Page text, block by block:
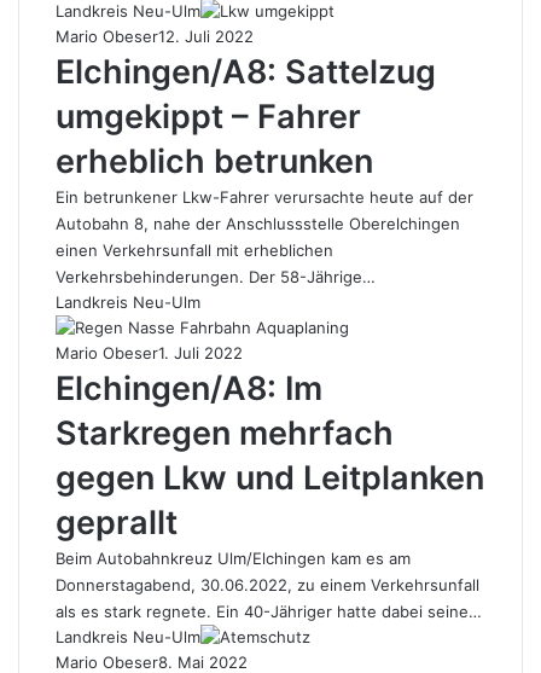
Landkreis Neu-Ulm
Mario Obeser12. Juli 2022
Elchingen/A8: Sattelzug
umgekippt – Fahrer
erheblich betrunken
Ein betrunkener Lkw-Fahrer verursachte heute auf der
Autobahn 8, nahe der Anschlussstelle Oberelchingen
einen Verkehrsunfall mit erheblichen
Verkehrsbehinderungen. Der 58-Jährige…
Landkreis Neu-Ulm
Mario Obeser1. Juli 2022
Elchingen/A8: Im
Starkregen mehrfach
gegen Lkw und Leitplanken
geprallt
Beim Autobahnkreuz Ulm/Elchingen kam es am
Donnerstagabend, 30.06.2022, zu einem Verkehrsunfall
als es stark regnete. Ein 40-Jähriger hatte dabei seine…
Landkreis Neu-Ulm
Mario Obeser8. Mai 2022